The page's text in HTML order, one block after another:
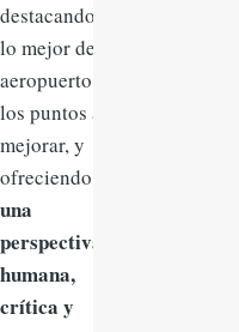
destacando
lo mejor del
aeropuerto,
los puntos a
mejorar, y
ofreciendo
una
perspectiva
humana,
crítica y